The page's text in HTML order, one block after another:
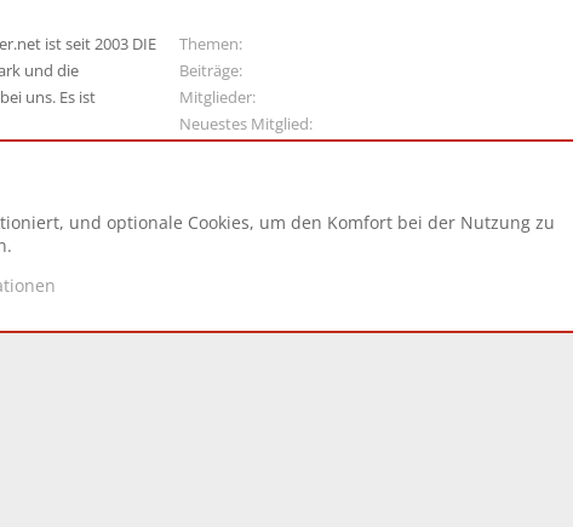
ist seit 2003 DIE
und die
uns. Es ist
Themen
Beiträge
Mitglieder
Neuestes Mitglied
und optionale Cookies, um den Komfort bei der Nutzung zu